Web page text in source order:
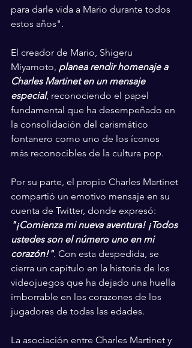
para darle vida a Mario durante todos
estos años".
El creador de Mario, Shigeru
Miyamoto, planea rendir homenaje a
Charles Martinet en un mensaje
especial, reconociendo el papel
fundamental que ha desempeñado en
la consolidación del carismático
fontanero como uno de los íconos
más reconocibles de la cultura pop.
Por su parte, el propio Charles Martinet
compartió un emotivo mensaje en su
cuenta de Twitter, donde expresó:
"¡Comienza mi nueva aventura! ¡Todos
ustedes son el número uno en mi
corazón!". Con esta despedida, se
cierra un capítulo en la historia de los
videojuegos que ha dejado una huella
imborrable en los corazones de los
jugadores de todas las edades.
La asociación entre Charles Martinet y